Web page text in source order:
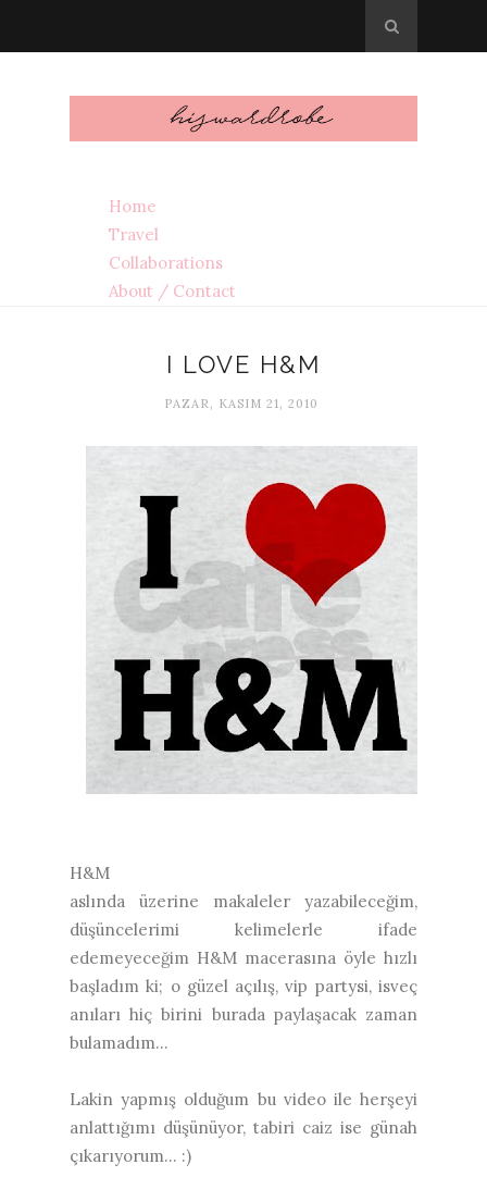
Home
Travel
Collaborations
About / Contact
I LOVE H&M
PAZAR, KASIM 21, 2010
H&M
aslında üzerine makaleler yazabileceğim,
düşüncelerimi kelimelerle ifade
edemeyeceğim H&M macerasına öyle hızlı
başladım ki; o güzel açılış, vip partysi, isveç
anıları hiç birini burada paylaşacak zaman
bulamadım...
Lakin yapmış olduğum bu video ile herşeyi
anlattığımı düşünüyor, tabiri caiz ise günah
çıkarıyorum... :)